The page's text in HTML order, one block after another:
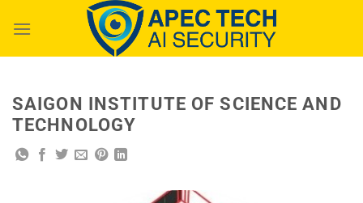
đến
SAIGON INSTITUTE OF SCIENCE AND
TECHNOLOGY